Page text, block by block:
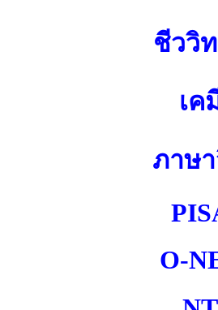
ชีววิ
เค
ภาษ
O-